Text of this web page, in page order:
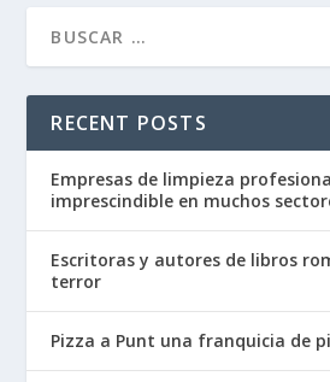
RECENT POSTS
Empresas de limpieza
imprescindible en muchos
Escritoras y autores de libros
terror
Pizza a Punt una franquicia de